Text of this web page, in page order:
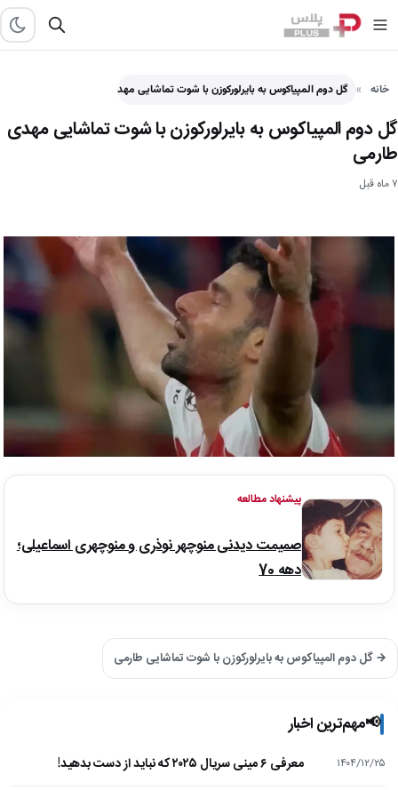
خانه گل دوم المپیاکوس به بایرلورکوزن با شوت تماشایی مهدی طارمی - پلاس
گل دوم المپیاکوس به بایرلورکوزن با شوت تماشایی مهدی
طارمی
۷ ماه قبل
پیشنهاد مطالعه
صمیمت دیدنی منوچهر نوذری و منوچهری اسماعیلی؛
دهه 70
→ گل دوم المپیاکوس به بایرلورکوزن با شوت تماشایی طارمی
📢مهم‌ترین اخبار
۱۴۰۴/۱۲/۲۵ معرفی ۶ مینی سریال ۲۰۲۵ که نباید از دست بدهید!